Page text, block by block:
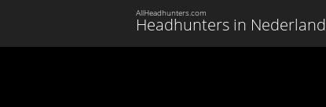
Headhunters in Nederland
AllHeadhunters.com